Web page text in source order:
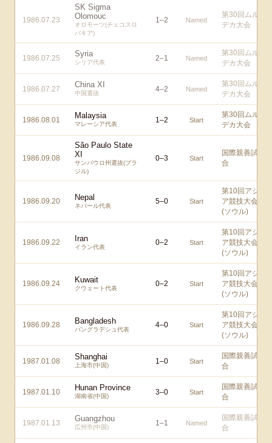
1986.07.23
SK Sigma
Olomouc
オロモーツ(チェコスロ
バキア)
1–2 Named
第30回ムル
デカ大会
1986.07.25 Syria
シリア代表 2–1 Named
第30回ムル
デカ大会
1986.07.27 China XI
中国選抜 4–2 Named
第30回ムル
デカ大会
1986.08.01 Malaysia
マレーシア代表 1–2 Start
第30回ムル
デカ大会
1986.09.08
São Paulo State
XI
サンパウロ州選抜(ブラ
ジル)
0–3 Start
国際親善試
合
1986.09.20 Nepal
ネパール代表
5–0 Start
第10回アジ
ア競技大会
(ソウル)
1986.09.22 Iran
イラン代表
0–2 Start
第10回アジ
ア競技大会
(ソウル)
1986.09.24 Kuwait
クウェート代表
0–2 Start
第10回アジ
ア競技大会
(ソウル)
1986.09.28 Bangladesh
バングラデシュ代表
4–0 Start
第10回アジ
ア競技大会
(ソウル)
1987.01.08 Shanghai
上海市(中国) 1–0 Start
国際親善試
合
1987.01.10 Hunan Province
湖南省(中国) 3–0 Start
国際親善試
合
1987.01.13 Guangzhou
広州市(中国) 1–1 Named
国際親善試
合